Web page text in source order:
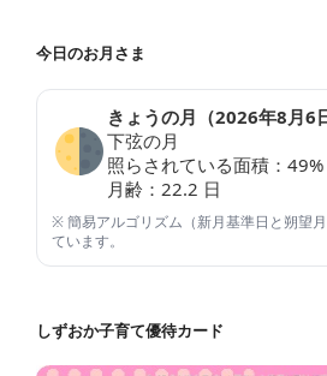
今日のお月さま
きょうの月（2026年8月6
下弦の月
照らされている面積： 49%
月齢： 22.2 日
※ 簡易アルゴリズム（新月基準日と朔望
ています。
しずおか子育て優待カード